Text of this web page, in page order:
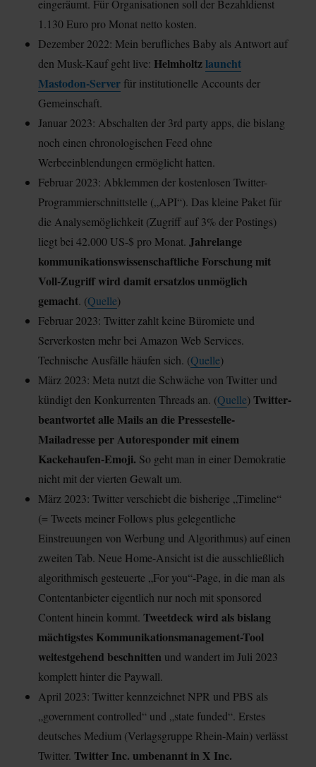
eingeräumt. Für Organisationen soll der Bezahldienst
1.130 Euro pro Monat netto kosten.
Dezember 2022: Mein berufliches Baby als Antwort auf
den Musk-Kauf geht live: Helmholtzlauncht
Mastodon-Server für institutionelle Accounts der
Gemeinschaft.
Januar 2023: Abschalten der 3rd party apps, die bislang
noch einen chronologischen Feed ohne
Werbeeinblendungen ermöglicht hatten.
Februar 2023: Abklemmen der kostenlosen Twitter-
Programmierschnittstelle („API“). Das kleine Paket für
die Analysemöglichkeit (Zugriff auf 3% der Postings)
liegt bei 42.000 US-$ pro Monat.Jahrelange
kommunikationswissenschaftliche Forschung mit
Voll-Zugriff wird damit ersatzlos unmöglich
gemacht. (Quelle)
Februar 2023: Twitter zahlt keine Büromiete und
Serverkosten mehr bei Amazon Web Services.
Technische Ausfälle häufen sich. (Quelle)
März 2023: Meta nutzt die Schwäche von Twitter und
kündigt den Konkurrenten Threads an. (Quelle)Twitter-
beantwortet alle Mails an die Pressestelle-
Mailadresse per Autoresponder mit einem
Kackehaufen-Emoji. So geht man in einer Demokratie
nicht mit der vierten Gewalt um.
März 2023: Twitter verschiebt die bisherige „Timeline“
(= Tweets meiner Follows plus gelegentliche
Einstreuungen von Werbung und Algorithmus) auf einen
zweiten Tab. Neue Home-Ansicht ist die ausschließlich
algorithmisch gesteuerte „For you“-Page, in die man als
Contentanbieter eigentlich nur noch mit sponsored
Content hinein kommt.Tweetdeck wird als bislang
mächtigstes Kommunikationsmanagement-Tool
weitestgehend beschnitten und wandert im Juli 2023
komplett hinter die Paywall.
April 2023: Twitter kennzeichnet NPR und PBS als
„government controlled“ und „state funded“. Erstes
deutsches Medium (Verlagsgruppe Rhein-Main) verlässt
Twitter.Twitter Inc. umbenannt in X Inc.